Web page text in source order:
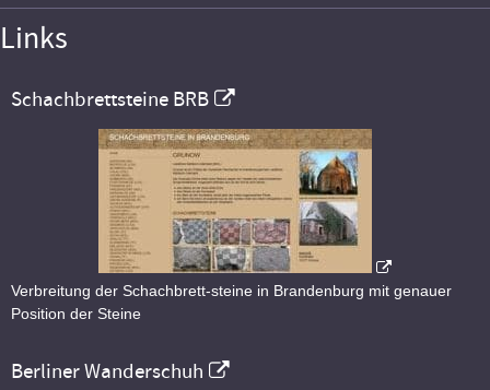
Links
Schachbrettsteine BRB
Verbreitung der Schachbrett-steine in Brandenburg mit genauer
Position der Steine
Berliner Wanderschuh